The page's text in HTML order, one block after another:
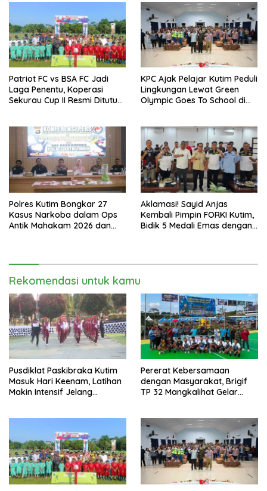
Patriot FC vs BSA FC Jadi
Laga Penentu, Koperasi
Sekurau Cup II Resmi Ditutup
KPC Ajak Pelajar Kutim Peduli
Lingkungan Lewat Green
Olympic Goes To School di
Polres Kutim Bongkar 27
Kasus Narkoba dalam Ops
Antik Mahakam 2026 dan
Aklamasi! Sayid Anjas
Kembali Pimpin FORKI Kutim,
Bidik 5 Medali Emas dengan
Rekomendasi untuk kamu
Pusdiklat Paskibraka Kutim
Masuk Hari Keenam, Latihan
Makin Intensif Jelang
Pererat Kebersamaan
dengan Masyarakat, Brigif
TP 32 Mangkalihat Gelar